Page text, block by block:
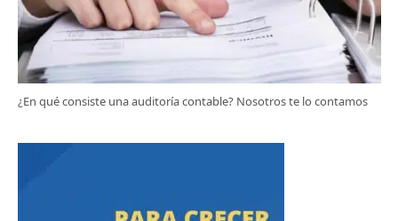
¿En qué consiste una auditoría contable? Nosotros te lo contamos